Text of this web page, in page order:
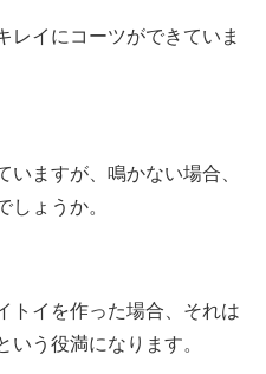
レイにコーツができていま
いますが、鳴かない場合、
しょうか。
トイを作った場合、それは
いう役満になります。